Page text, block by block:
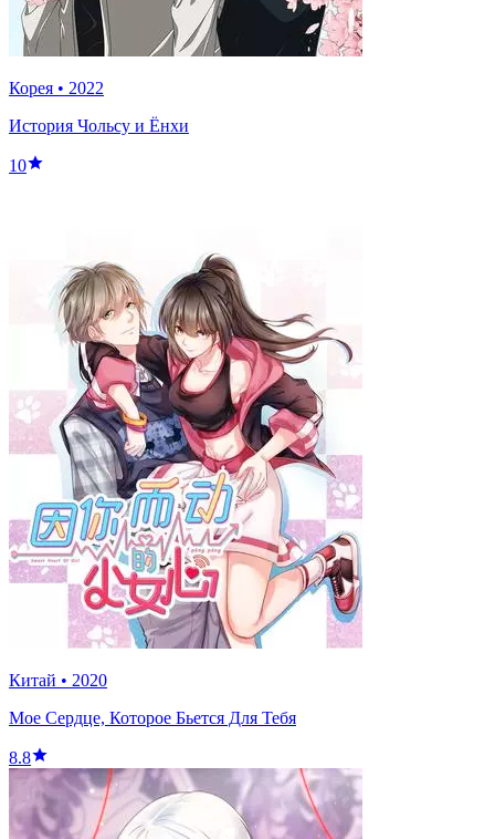
Корея • 2022
История Чольсу и Ёнхи
10
Китай • 2020
Мое Сердце, Которое Бьется Для Тебя
8.8